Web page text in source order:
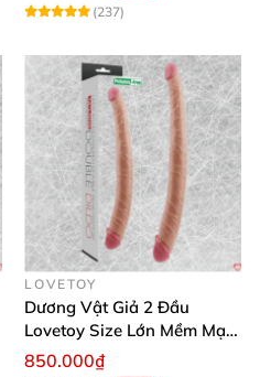
(237)
LOVETOY
Dương Vật Giả 2 Đầu
Lovetoy Size Lớn Mềm Mại
Uốn Cong Kháng Khuẩn
850.000₫